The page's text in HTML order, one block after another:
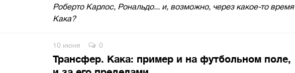
Роберто Карлос, Рональдо... и, возможно, через какое-то время
Кака?
10 июня 0
Трансфер. Кака: пример и на футбольном поле,